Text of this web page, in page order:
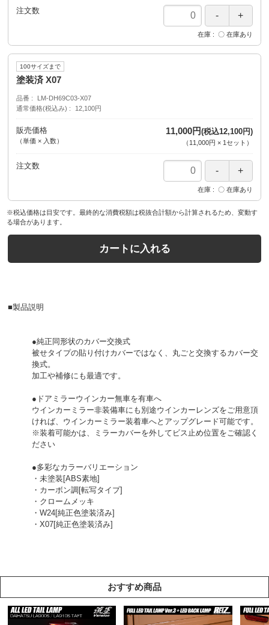
注文数
在庫 〇 在庫あり
100サイズまで
塗装済 X07
品番
LM-DH69C03-X07
通常価格(税込み)
12,100円
販売価格
（単価 × 入数）
11,000円(税込12,100円)
（ 11,000円 × 1 セット ）
注文数
在庫 〇 在庫あり
※税込価格は目安です。最終的な消費税額は税抜合計額から計算されるため、変動す
る場合があります。
カートに入れる
■製品説明
●純正同形状のカバー交換式
被せタイプの貼り付けカバーではなく、丸ごと交換するカバー交
換式。
加工や補修にも最適です。
●ドアミラーウインカー無車を有車へ
ウインカーミラー非装備車にも別途ウインカーレンズをご用意頂
ければ、ウインカーミラー装着車へとアップグレード可能です。
※装着可能かは、ミラーカバーを外してビス止め位置をご確認く
ださい
●多彩なカラーバリエーション
・未塗装[ABS素地]
・カーボン調[転写タイプ]
・クロームメッキ
・W24[純正色塗装済み]
・X07[純正色塗装済み]
おすすめ商品